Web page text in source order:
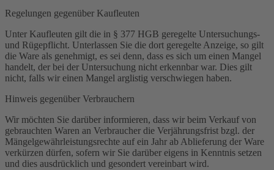
Regelungen gegenüber Kaufleuten
Unter Kaufleuten gilt die in § 377 HGB geregelte Untersuchungs-
und Rügepflicht. Unterlassen Sie die dort geregelte Anzeige, so gilt
die Ware als genehmigt, es sei denn, dass es sich um einen Mangel
handelt, der bei der Untersuchung nicht erkennbar war. Dies gilt
nicht, falls wir einen Mangel arglistig verschwiegen haben.
Hinweis gegenüber Verbrauchern
Wir möchten Sie darüber informieren, dass wir beim Verkauf von
gebrauchten Waren an Verbraucher die Verjährungsfrist bzgl. der
Mängelgewährleistungsrechte auf ein Jahr ab Ablieferung der Ware
verkürzen dürfen, sofern wir Sie darüber eigens in Kenntnis setzen
und dies ausdrücklich und gesondert vereinbart wird.